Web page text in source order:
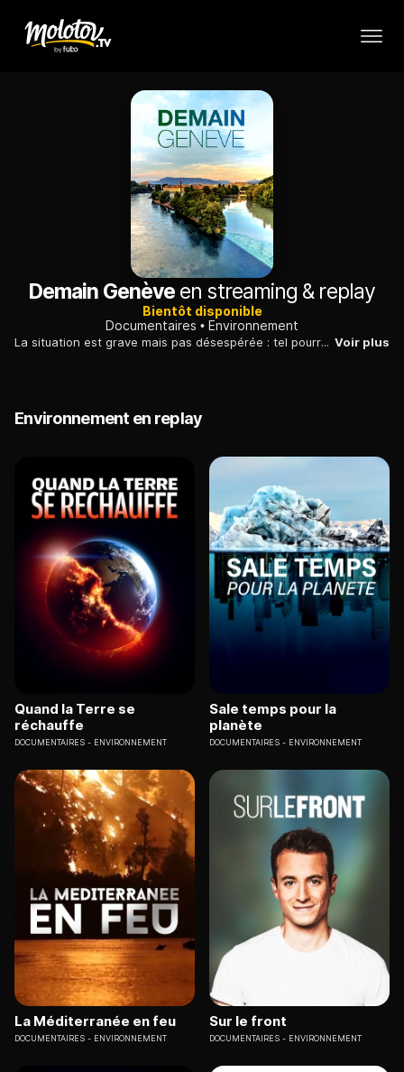
Demain Genève en streaming & replay
Bientôt disponible
Documentaires
Environnement
La situation est grave mais pas désespérée : tel pourrait être le message résolument positif de ce film ! Avides de comprendre les rouages du changement, des jeunes sillonnent le biotope de Genève, à la rencontre de citoyens qui oeuvrent, parfois depuis plusieurs décennies, pour un avenir durable. Voir plus
Environnement en replay
Quand la Terre se
réchauffe
DOCUMENTAIRES ENVIRONNEMENT
Sale temps pour la
planète
DOCUMENTAIRES ENVIRONNEMENT
La Méditerranée en feu
DOCUMENTAIRES ENVIRONNEMENT
Sur le front
DOCUMENTAIRES ENVIRONNEMENT